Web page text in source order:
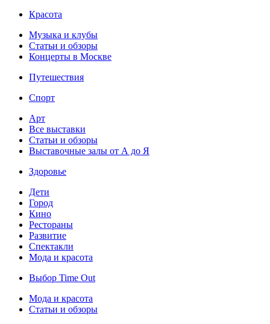
Красота
Музыка и клубы
Статьи и обзоры
Концерты в Москве
Путешествия
Спорт
Арт
Все выставки
Статьи и обзоры
Выставочные залы от А до Я
Здоровье
Дети
Город
Кино
Рестораны
Развитие
Спектакли
Мода и красота
Выбор Time Out
Мода и красота
Статьи и обзоры